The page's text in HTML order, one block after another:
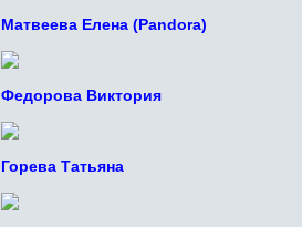
Матвеева Елена (Pandora)
Федорова Виктория
Горева Татьяна